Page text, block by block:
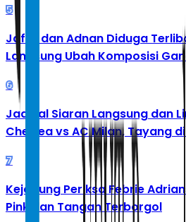
5
Jafar dan Adnan Diduga
Langsung Ubah Komposisi
6
Jadwal Siaran Langsung dan
Chelsea vs AC Milan, Tayang
7
Kejagung Periksa Febrie
Pink dan Tangan Terborgol